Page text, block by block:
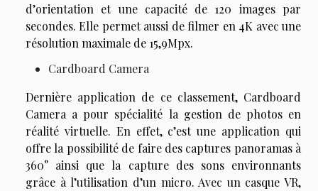
d’orientation et une capacité de 120 images par
secondes. Elle permet aussi de filmer en 4K avec une
résolution maximale de 15,9Mpx.
Cardboard Camera
Dernière application de ce classement, Cardboard
Camera a pour spécialité la gestion de photos en
réalité virtuelle. En effet, c’est une application qui
offre la possibilité de faire des captures panoramas à
360° ainsi que la capture des sons environnants
grâce à l’utilisation d’un micro. Avec un casque VR,